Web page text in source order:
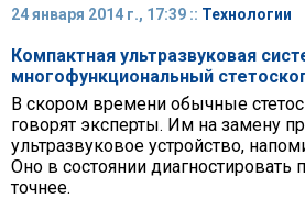
24 января 2014 г., 17:39 :: Технологии
Компактная ультразвуковая
многофункциональный
В скором времени обычные
говорят эксперты. Им на замену
ультразвуковое устройство,
Оно в состоянии
точнее.